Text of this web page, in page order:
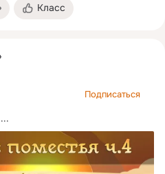
Класс
Подписаться
...